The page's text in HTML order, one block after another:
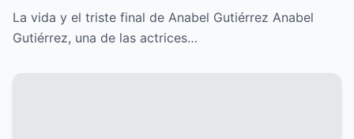
iluminó el cine y la televisión mexicana
pero cuyo destino estuvo marcado por el
La vida y el triste final de Anabel Gutiérrez Anabel
Gutiérrez, una de las actrices…